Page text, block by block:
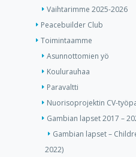
Vaihtarimme 2025-2026
Peacebuilder Club
Toimintaamme
Asunnottomien yö
Koulurauhaa
Paravaltti
Nuorisoprojektin CV-
Gambian lapset 2017 –
Gambian lapset –
2022)